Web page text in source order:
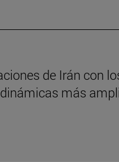
de Irán con
más